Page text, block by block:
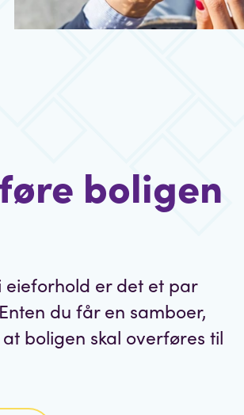
boligen
er det et par
du får en samboer,
boligen skal overføres til